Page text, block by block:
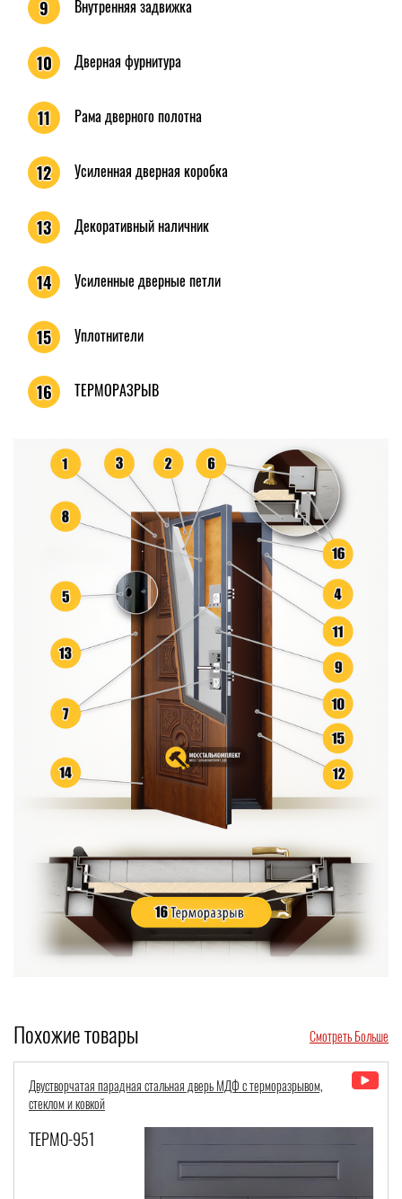
9 Внутренняя задвижка
10 Дверная фурнитура
11 Рама дверного полотна
12 Усиленная дверная коробка
13 Декоративный наличник
14 Усиленные дверные петли
15 Уплотнители
16 ТЕРМОРАЗРЫВ
Похожие товары Смотреть Больше
Двустворчатая парадная стальная дверь МДФ с терморазрывом,
стеклом и ковкой
ТЕРМО-951